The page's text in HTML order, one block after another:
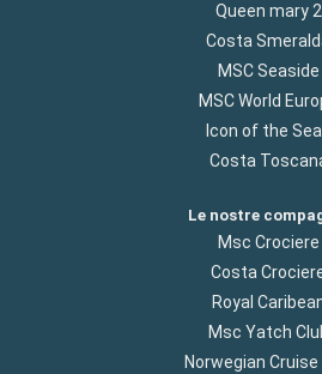
Queen mary 2
Costa
MSC Seaside
MSC World
Icon of the
Costa
Le nostre
Msc Crociere
Costa
Royal
Msc Yatch
Norwegian Cruise